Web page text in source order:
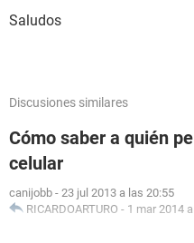
Saludos
Discusiones similares
Cómo saber a quién
celular
canijobb - 23 jul 2013 a las 20:55
RICARDOARTURO - 1 mar 2014